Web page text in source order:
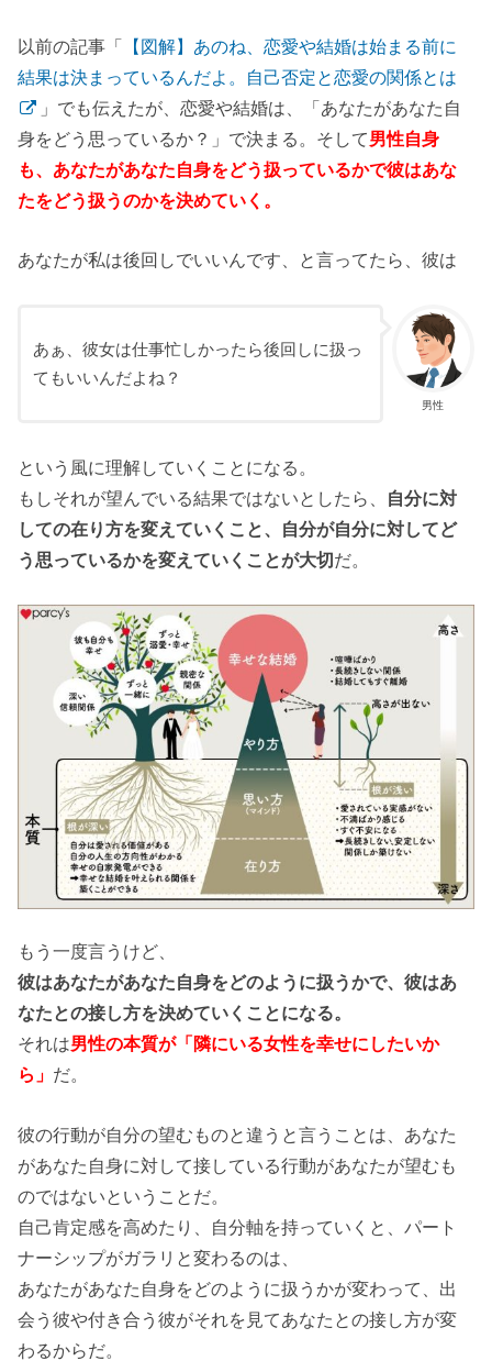
以前の記事「 【図解】あのね、恋愛や結婚は始まる前に
結果は決まっているんだよ。自己否定と恋愛の関係とは
」でも伝えたが、恋愛や結婚は、「あなたがあなた自
身をどう思っているか？」で決まる。そして男性自身
も、あなたがあなた自身をどう扱っているかで彼はあな
たをどう扱うのかを決めていく。
あなたが私は後回しでいいんです、と言ってたら、彼は
男性
あぁ、彼女は仕事忙しかったら後回しに扱っ
てもいいんだよね？
という風に理解していくことになる。
もしそれが望んでいる結果ではないとしたら、 自分に対
しての在り方を変えていくこと、自分が自分に対してど
う思っているかを変えていくことが大切 だ。
もう一度言うけど、
彼はあなたがあなた自身をどのように扱うかで、彼はあ
なたとの接し方を決めていくことになる。
それは男性の本質が「隣にいる女性を幸せにしたいか
ら」 だ。
彼の行動が自分の望むものと違うと言うことは、あなた
があなた自身に対して接している行動があなたが望むも
のではないということだ。
自己肯定感を高めたり、自分軸を持っていくと、パート
ナーシップがガラリと変わるのは、
あなたがあなた自身をどのように扱うかが変わって、出
会う彼や付き合う彼がそれを見てあなたとの接し方が変
わるからだ。